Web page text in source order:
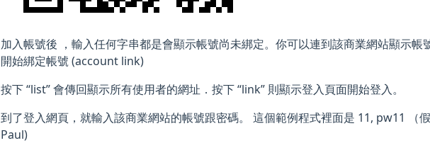
加入帳號後 ，輸入任何字串都是會顯示帳號尚未綁定。你可以連到該商業網站顯示帳
開始綁定帳號 (account link)
按下 “list” 會傳回顯示所有使用者的網址．按下 “link” 則顯示登入頁面開始登入。
到了登入網頁，就輸入該商業網站的帳號跟密碼。 這個範例程式裡面是 11, pw11 （
Paul)